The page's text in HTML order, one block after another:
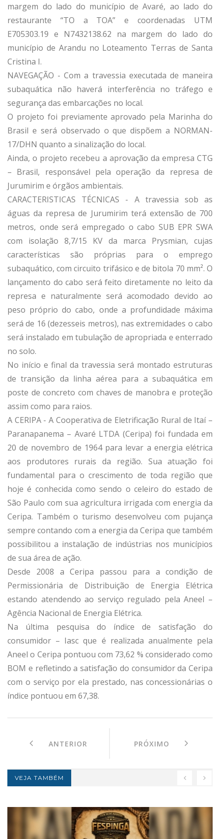
margem do lado do município de Avaré, ao lado do
restaurante “TO a TOA” e coordenadas UTM
E705303.19 e N7432138.62 na margem do lado do
município de Arandu no Loteamento Terras de Santa
Cristina I.
NAVEGAÇÃO - Com a travessia executada de maneira
subaquática não haverá interferência no tráfego e
segurança das embarcações no local.
O projeto foi previamente aprovado pela Marinha do
Brasil e será observado o que dispõem a NORMAN-
17/DHN quanto a sinalização do local.
Ainda, o projeto recebeu a aprovação da empresa CTG
– Brasil, responsável pela operação da represa de
Jurumirim e órgãos ambientais.
CARACTERISTICAS TÉCNICAS - A travessia sob as
águas da represa de Jurumirim terá extensão de 700
metros, onde será empregado o cabo SUB EPR SWA
com isolação 8,7/15 KV da marca Prysmian, cujas
características são próprias para o emprego
subaquático, com circuito trifásico e de bitola 70 mm². O
lançamento do cabo será feito diretamente no leito da
represa e naturalmente será acomodado devido ao
peso próprio do cabo, onde a profundidade máxima
será de 16 (dezesseis metros), nas extremidades o cabo
será instalado em tubulação de apropriada e enterrado
no solo.
No início e final da travessia será montado estruturas
de transição da linha aérea para a subaquática em
poste de concreto com chaves de manobra e proteção
assim como para raios.
A CERIPA - A Cooperativa de Eletrificação Rural de Itaí –
Paranapanema – Avaré LTDA (Ceripa) foi fundada em
20 de novembro de 1964 para levar a energia elétrica
aos produtores rurais da região. Sua atuação foi
fundamental para o crescimento de toda região que
hoje é conhecida como sendo o celeiro do estado de
São Paulo com sua agricultura irrigada com energia da
Ceripa. Também o turismo desenvolveu com pujança
sempre contando com a energia da Ceripa que também
possibilitou a instalação de indústrias nos municípios
de sua área de ação.
Desde 2008 a Ceripa passou para a condição de
Permissionária de Distribuição de Energia Elétrica
estando atendendo ao serviço regulado pela Aneel –
Agência Nacional de Energia Elétrica.
Na última pesquisa do índice de satisfação do
consumidor – Iasc que é realizada anualmente pela
Aneel o Ceripa pontuou com 73,62 % considerado como
BOM e refletindo a satisfação do consumidor da Ceripa
com o serviço por ela prestado, nas concessionárias o
índice pontuou em 67,38.
ANTERIOR PRÓXIMO
VEJA TAMBÉM